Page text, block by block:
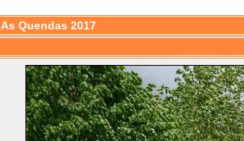
As Quendas 2017